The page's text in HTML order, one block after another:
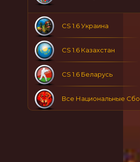
CS 1.6 Украина
CS 1.6 Казахстан
CS 1.6 Беларусь
Все Национальные